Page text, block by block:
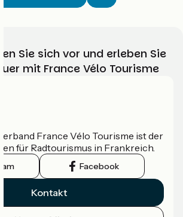
Sie sich vor und erleben Sie
mit France Vélo Tourisme
France Vélo Tourisme ist der
für Radtourismus in Frankreich.
Facebook
Kontakt